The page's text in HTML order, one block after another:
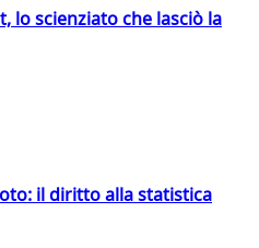
lo scienziato che lasciò la
il diritto alla statistica